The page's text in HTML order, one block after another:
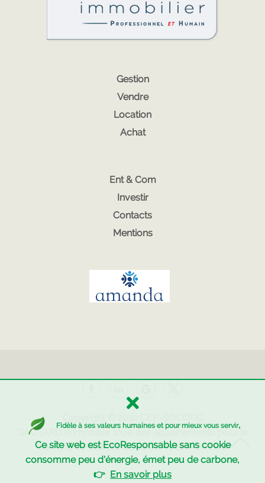
Fidèle à ses valeurs humaines et pour mieux vous servir,
Ce site web est EcoResponsable sans cookie
consomme peu d'énergie, émet peu de carbone,
👉 En savoir plus
Gestion
Vendre
Location
Achat
Ent & Com
Investir
Contacts
Mentions
GAUTARD Immobilier
loue des appartements pour le
compte de bailleur sur toute l'Indre-et-loire